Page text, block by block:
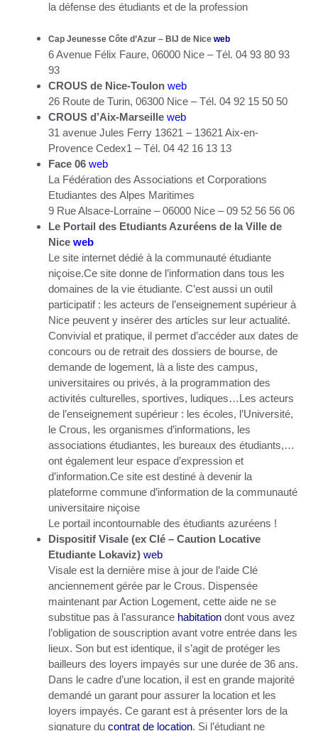
la défense des étudiants et de la profession
Cap Jeunesse Côte d’Azur – BIJ de Nice web
6 Avenue Félix Faure, 06000 Nice – Tél. 04 93 80 93
93
CROUS de Nice-Toulon web
26 Route de Turin, 06300 Nice – Tél. 04 92 15 50 50
CROUS d’Aix-Marseille web
31 avenue Jules Ferry 13621 – 13621 Aix-en-
Provence Cedex1 – Tél. 04 42 16 13 13
Face 06 web
La Fédération des Associations et Corporations
Etudiantes des Alpes Maritimes
9 Rue Alsace-Lorraine – 06000 Nice – 09 52 56 56 06
Le Portail des Etudiants Azuréens de la Ville de
Nice web
Le site internet dédié à la communauté étudiante
niçoise.Ce site donne de l’information dans tous les
domaines de la vie étudiante. C’est aussi un outil
participatif : les acteurs de l’enseignement supérieur à
Nice peuvent y insérer des articles sur leur actualité.
Convivial et pratique, il permet d’accéder aux dates de
concours ou de retrait des dossiers de bourse, de
demande de logement, là a liste des campus,
universitaires ou privés, à la programmation des
activités culturelles, sportives, ludiques…Les acteurs
de l’enseignement supérieur : les écoles, l’Université,
le Crous, les organismes d’informations, les
associations étudiantes, les bureaux des étudiants,…
ont également leur espace d’expression et
d’information.Ce site est destiné à devenir la
plateforme commune d’information de la communauté
universitaire niçoise
Le portail incontournable des étudiants azuréens !
Dispositif Visale (ex Clé – Caution Locative
Etudiante Lokaviz) web
Visale est la dernière mise à jour de l’aide Clé
anciennement gérée par le Crous. Dispensée
maintenant par Action Logement, cette aide ne se
substitue pas à l’assurance habitation dont vous avez
l’obligation de souscription avant votre entrée dans les
lieux. Son but est identique, il s’agit de protéger les
bailleurs des loyers impayés sur une durée de 36 ans.
Dans le cadre d’une location, il est en grande majorité
demandé un garant pour assurer la location et les
loyers impayés. Ce garant est à présenter lors de la
signature du contrat de location. Si l’étudiant ne